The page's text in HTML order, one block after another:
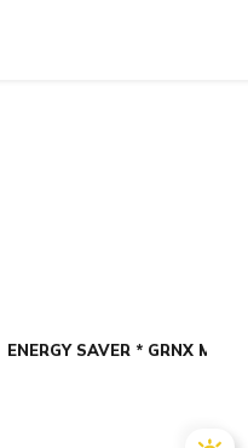
ENERGY SAVER * GRNX MI